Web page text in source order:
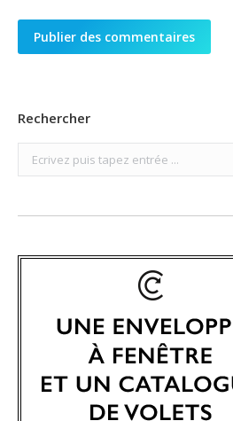
Publier des commentaires
Rechercher
Search: